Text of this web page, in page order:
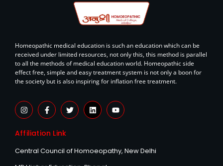
Homeopathic medical education is such an education which can be
received under limited resources, not only this, this method is parallel
to all the methods of medical education world. Homeopathic side
effect free, simple and easy treatment system is not only a boon for
the society but is also inspiring for inflation free treatment.
I
n
s
a
r
a
m
F
a
c
b
o
k
-
T
w
i
r
L
i
n
i
n
Y
o
u
e
Affiliation Link
Central Council of Homoeopathy, New Delhi